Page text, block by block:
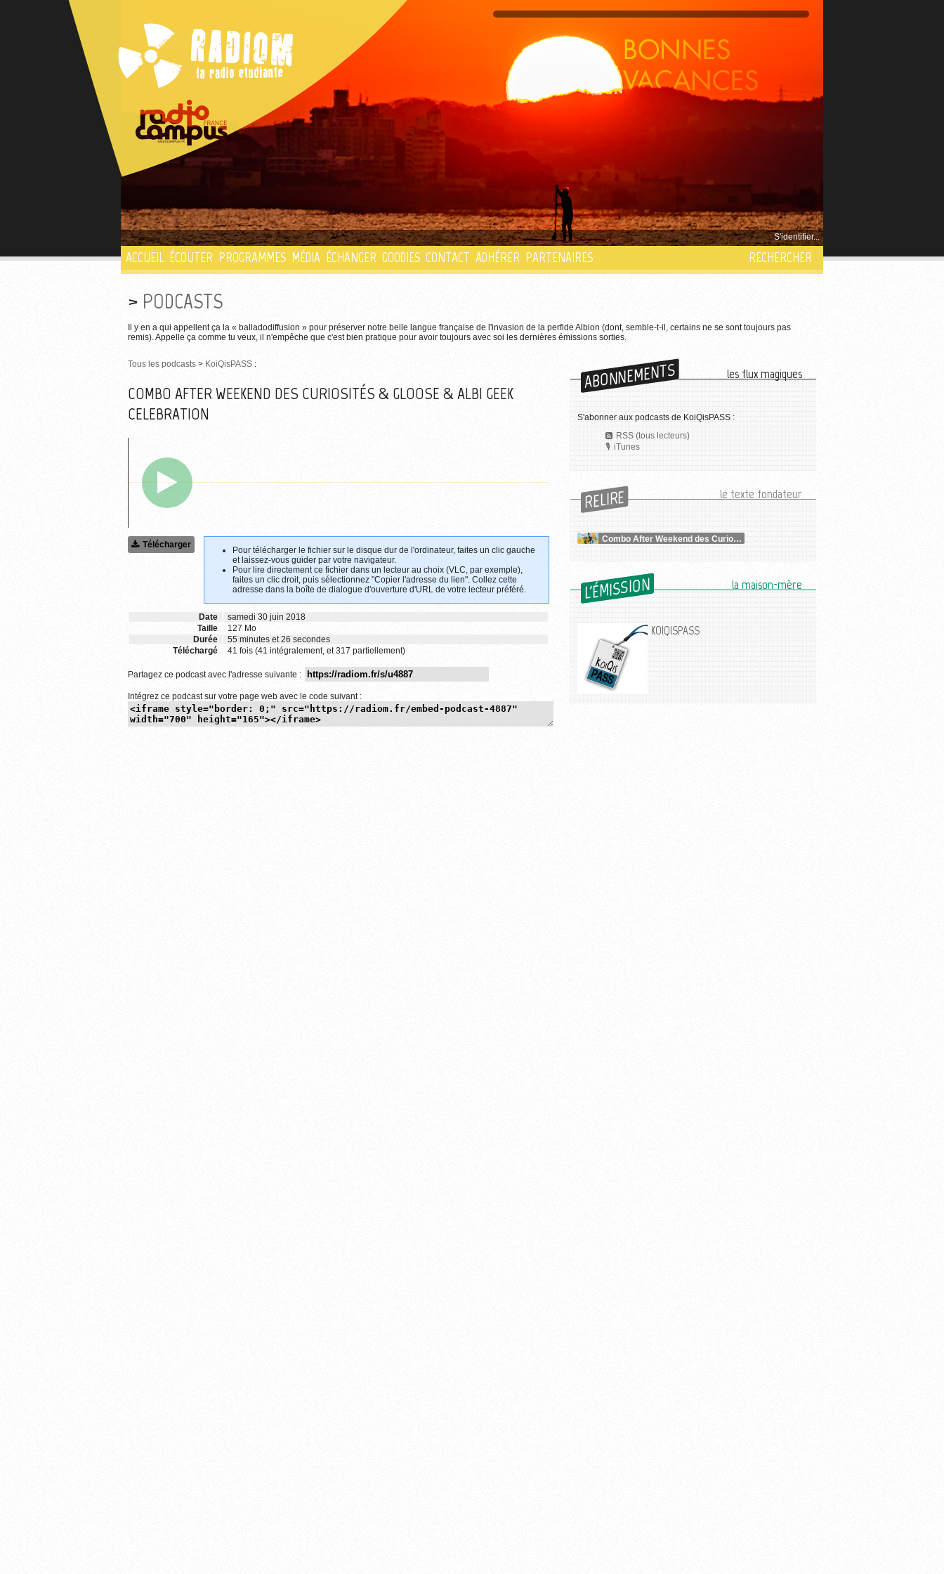
S'identifier...
ACCUEIL ÉCOUTER PROGRAMMES MÉDIA ÉCHANGER GOODIES CONTACT ADHÉRER PARTENAIRES RECHERCHER
PODCASTS
Il y en a qui appellent ça la « balladodiffusion » pour préserver notre belle langue française de l'invasion de la perfide Albion (dont, semble-t-il, certains ne se sont toujours pas
remis). Appelle ça comme tu veux, il n'empêche que c'est bien pratique pour avoir toujours avec soi les dernières émissions sorties.
Tous les podcasts > KoiQisPASS :
COMBO AFTER WEEKEND DES CURIOSITÉS & GLOOSE & ALBI GEEK
CELEBRATION
Télécharger
Pour télécharger le fichier sur le disque dur de l'ordinateur, faites un clic gauche
et laissez-vous guider par votre navigateur.
Pour lire directement ce fichier dans un lecteur au choix (VLC, par exemple),
faites un clic droit, puis sélectionnez "Copier l'adresse du lien". Collez cette
adresse dans la boîte de dialogue d'ouverture d'URL de votre lecteur préféré.
Date
samedi 30 juin 2018
Taille
127 Mo
Durée
55 minutes et 26 secondes
Téléchargé
41 fois (41 intégralement, et 317 partiellement)
Partagez ce podcast avec l'adresse suivante :
Intégrez ce podcast sur votre page web avec le code suivant :
ABONNEMENTS les flux magiques
S'abonner aux podcasts de KoiQisPASS :
RSS (tous lecteurs)
iTunes
RELIRE le texte fondateur
Combo After Weekend des Curiosités & Gloose & Albi Geek Celebration
L'ÉMISSION la maison-mère
KOIQISPASS